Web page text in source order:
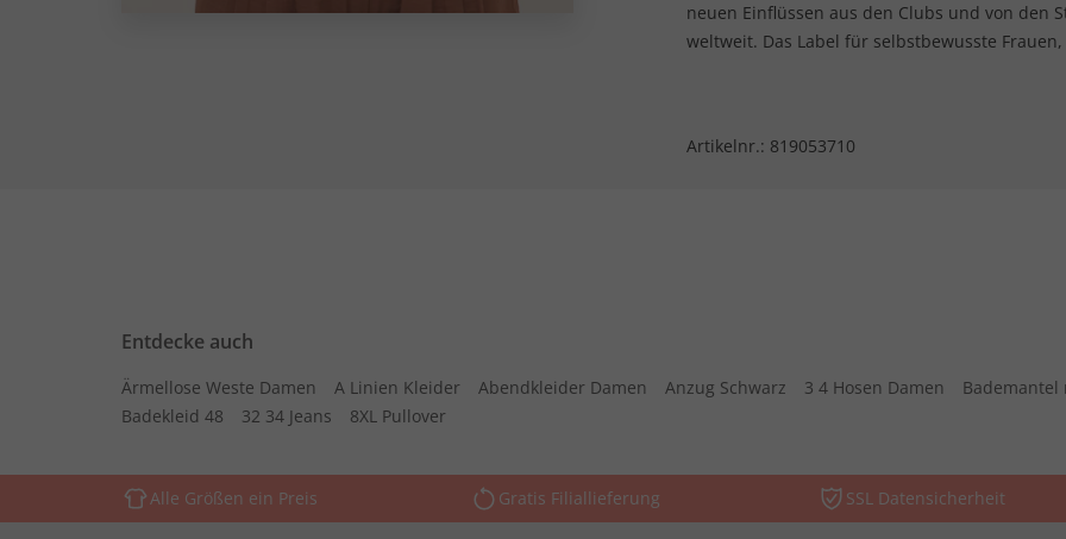
neuen Einflüssen aus den Clubs und von den
weltweit. Das Label für selbstbewusste
Artikelnr.: 819053710
Entdecke auch
Ärmellose Weste Damen A Linien Kleider Abendkleider Damen Anzug Schwarz 3 4 Hosen Damen
Bademantel
Badekleid 48
32 34 Jeans 8XL Pullover
Alle Größen ein Preis Gratis Filiallieferung SSL Datensicherheit